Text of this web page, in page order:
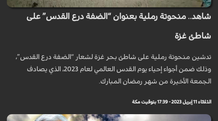
شاهد.. منحوتة رملية بعنوان “الضفة درع القدس” على
شاطئ غزة
تدشين منحوتة رملية على شاطئ بحر غزة لشعار “الضفة درع القدس”،
وذلك ضمن أجواء إحياء يوم القدس العالمي لعام 2023، الذي يصادف
الجمعة الأخيرة من شهر رمضان المبارك.
الثلاثاء 11 إبريل 2023 - 17:39 بتوقيت مكة